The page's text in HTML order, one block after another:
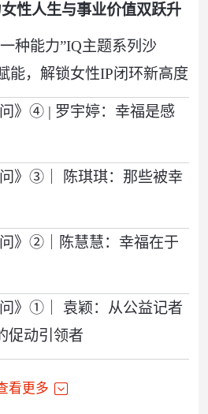
性人生与事业价值双跃升
种能力”IQ主题系列沙
能，解锁女性IP闭环新高度
问》④ | 罗宇婷：幸福是感
问》③｜ 陈琪琪：那些被幸
问》②｜陈慧慧：幸福在于
问》①｜ 袁颖：从公益记者
促动引领者
看更多